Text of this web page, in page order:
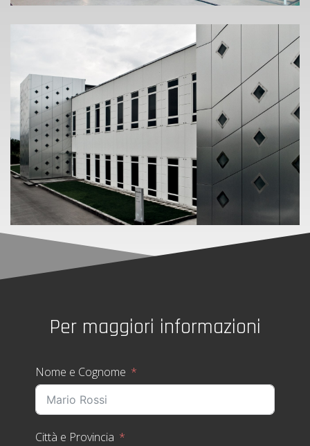
Per maggiori informazioni
Nome e Cognome
Città e Provincia